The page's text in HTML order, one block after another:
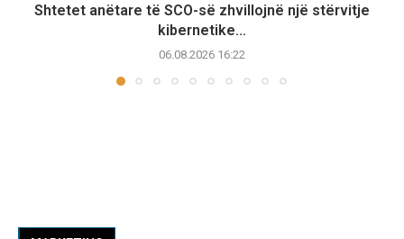
Shtetet anëtare të SCO-së zhvillojnë një stërvitje
kibernetike...
06.08.2026 16:22